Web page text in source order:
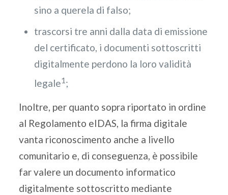
sino a querela di falso;
trascorsi tre anni dalla data di emissione
del certificato, i documenti sottoscritti
digitalmente perdono la loro validità
legale1;
Inoltre, per quanto sopra riportato in ordine
al Regolamento eIDAS, la firma digitale
vanta riconoscimento anche a livello
comunitario e, di conseguenza, è possibile
far valere un documento informatico
digitalmente sottoscritto mediante